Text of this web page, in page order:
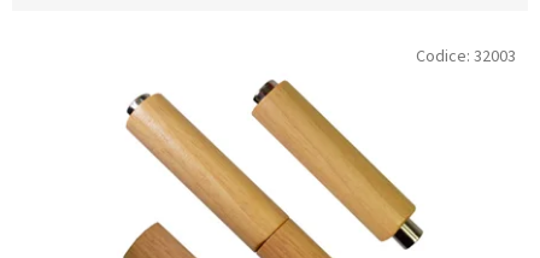
Codice: 32003